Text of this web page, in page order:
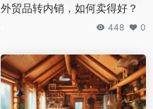
外贸品转内销，如何卖得好？
448 0